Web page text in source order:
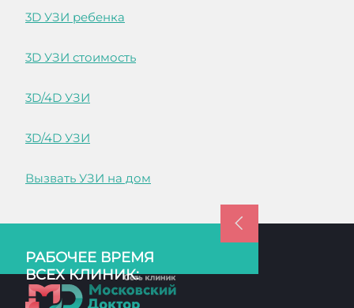
3D УЗИ ребенка
3D УЗИ стоимость
3D/4D УЗИ
3D/4D УЗИ
Вызвать УЗИ на дом
РАБОЧЕЕ ВРЕМЯ
ВСЕХ КЛИНИК: